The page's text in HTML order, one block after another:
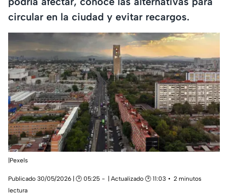
circular en la ciudad y evitar recargos.
|Pexels
Publicado 30/05/2026 | 🕑 05:25 | Actualizado 🕑 11:03
2 minutos
lectura